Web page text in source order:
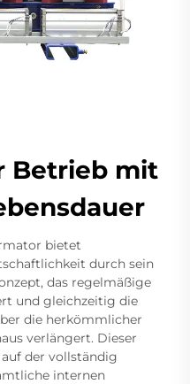
Betrieb mit
bietet
durch sein
das regelmäßige
und gleichzeitig die
die herkömmlicher
verlängert. Dieser
der vollständig
internen